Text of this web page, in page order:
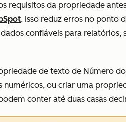
requisitos da propriedade
. Isso reduz erros no ponto
confiáveis para relatórios,
de texto de Número
numéricos, ou criar uma
conter até duas casas